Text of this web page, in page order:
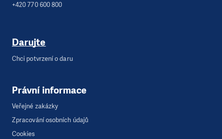
+420 770 600 800
Darujte
Chci potvrzení o daru
Právní informace
Veřejné zakázky
Zpracování osobních údajů
Cookies